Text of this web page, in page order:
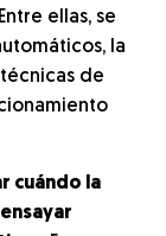
ellas, se
la
de
cuándo la